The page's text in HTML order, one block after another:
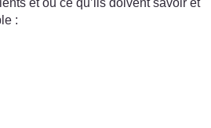
et ou ce qu’ils doivent savoir et
: